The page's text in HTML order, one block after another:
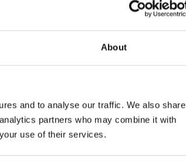
About
and to analyse our traffic. We also share
partners who may combine it with
use of their services.